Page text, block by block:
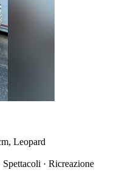
Leopard
· Ricreazione